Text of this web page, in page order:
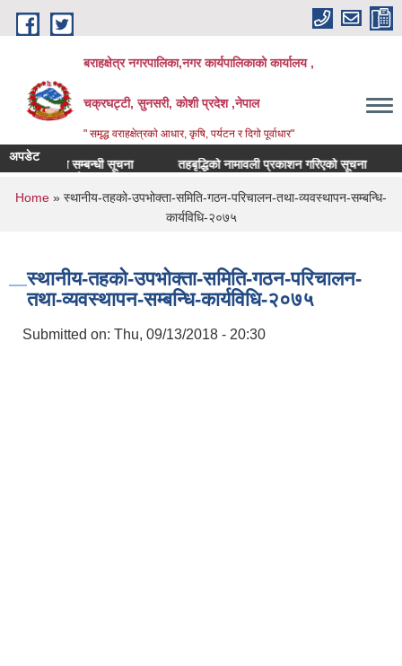
Skip to main content
बराहक्षेत्र नगरपालिका,नगर कार्यपालिकाको कार्यालय ,
चक्रघट्टी, सुनसरी, कोशी प्रदेश ,नेपाल
" समृद्ध वराहक्षेत्रकाे आधार, कृषि, पर्यटन र दिगो पूर्वाधार"
अपडेट
सरुवा सम्बन्धी सूचना तहबृद्धिको नामावली प्रकाशन गरिएको सूचना
You are here
Home » स्थानीय-तहको-उपभोक्ता-समिति-गठन-परिचालन-तथा-व्यवस्थापन-सम्बन्धि-
कार्यविधि-२०७५
स्थानीय-तहको-उपभोक्ता-समिति-गठन-परिचालन-
तथा-व्यवस्थापन-सम्बन्धि-कार्यविधि-२०७५
Submitted on: Thu, 09/13/2018 - 20:30